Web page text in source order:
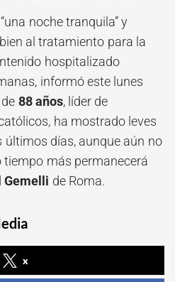
noche tranquila” y
al tratamiento para la
hospitalizado
informó este lunes
88 años, líder de
ha mostrado leves
últimos días, aunque aún no
más permanecerá
Gemelli de Roma.
x